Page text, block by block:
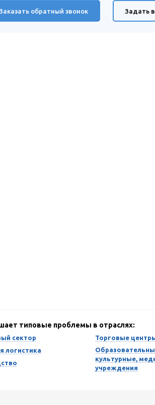
Заказать обратный звонок Задать
типовые проблемы в отраслях:
сектор
логистика
Торговые
культурные,
учреждения